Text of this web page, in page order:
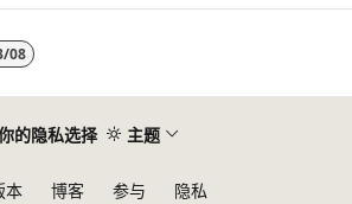
08
的隐私选择 主题
本 博客 参与 隐私